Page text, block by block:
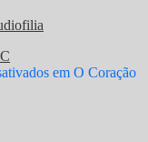
em O Coração